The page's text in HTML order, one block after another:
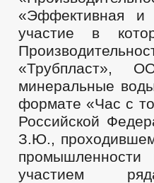
«Эффективная и
участие в
«Трубпласт»,
минеральные
формате «Час с
Российской
З.Ю.,
промышленности
участием